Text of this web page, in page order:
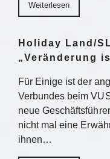
Weiterlesen
Holiday Land/
„Veränderung
Für Einige ist der
Verbundes beim
neue
nicht mal eine
ihnen…